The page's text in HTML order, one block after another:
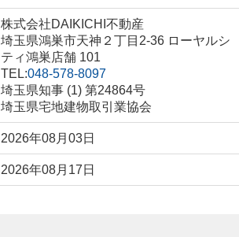
株式会社DAIKICHI不動産
埼玉県鴻巣市天神２丁目2-36 ローヤルシ
ティ鴻巣店舗 101
TEL:048-578-8097
埼玉県知事 (1) 第24864号
埼玉県宅地建物取引業協会
2026年08月03日
2026年08月17日